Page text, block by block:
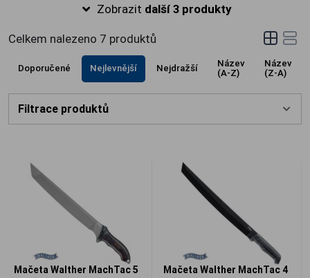
polymerovému topůrku s protiskluzovou
texturou a integrovanému hrotu na rozbíjení
skla jde o nepostradatelný prvek výbavy pro
outdoorové aktivity i krizové situace.
Zobrazit další 3 produkty
Celkem nalezeno 7 produktů
Doporučené Nejlevnější Nejdražší
Název
(A-Z)
Název
(Z-A)
Filtrace produktů
Mačeta Walther MachTac 5 Mačeta Walther MachTac 4